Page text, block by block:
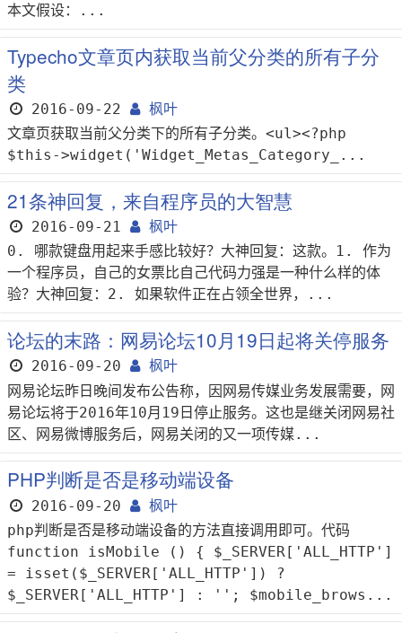
本文假设：...
Typecho文章页内获取当前父分类的所有子分
类
2016-09-22
枫叶
文章页获取当前父分类下的所有子分类。<ul><?php
$this->widget('Widget_Metas_Category_...
21条神回复，来自程序员的大智慧
2016-09-21
枫叶
0. 哪款键盘用起来手感比较好？大神回复：这款。1. 作为
一个程序员，自己的女票比自己代码力强是一种什么样的体
验？大神回复：2. 如果软件正在占领全世界，...
论坛的末路：网易论坛10月19日起将关停服务
2016-09-20
枫叶
网易论坛昨日晚间发布公告称，因网易传媒业务发展需要，网
易论坛将于2016年10月19日停止服务。这也是继关闭网易社
区、网易微博服务后，网易关闭的又一项传媒...
PHP判断是否是移动端设备
2016-09-20
枫叶
php判断是否是移动端设备的方法直接调用即可。代码
function isMobile () { $_SERVER['ALL_HTTP']
= isset($_SERVER['ALL_HTTP']) ?
$_SERVER['ALL_HTTP'] : ''; $mobile_brows...